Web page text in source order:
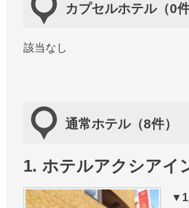
カプセルホテル（0件
該当なし
通常ホテル（8件）
1. ホテルアクシアイ
▼1